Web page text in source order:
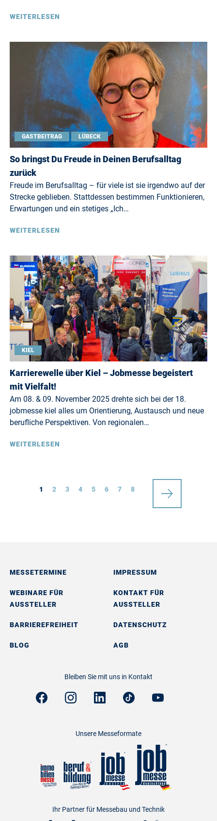
WEITERLESEN
GASTBEITRAG LÜBECK
So bringst Du Freude in Deinen Berufsalltag
zurück
Freude im Berufsalltag – für viele ist sie irgendwo auf der
Strecke geblieben. Stattdessen bestimmen Funktionieren,
Erwartungen und ein stetiges „Ich…
WEITERLESEN
KIEL
Karrierewelle über Kiel – Jobmesse begeistert
mit Vielfalt!
Am 08. & 09. November 2025 drehte sich bei der 18.
jobmesse kiel alles um Orientierung, Austausch und neue
berufliche Perspektiven. Von regionalen…
WEITERLESEN
1 2 3 4 5 6 7 8
MESSETERMINE
WEBINARE FÜR
AUSSTELLER
BARRIEREFREIHEIT
BLOG
IMPRESSUM
KONTAKT FÜR
AUSSTELLER
DATENSCHUTZ
AGB
Bleiben Sie mit uns in Kontakt
Unsere Messeformate
Ihr Partner für Messebau und Technik